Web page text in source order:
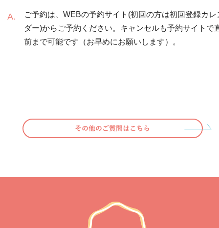
ご予約は、WEBの予約サイト(初回の方は初回登録カレ
ダー)からご予約ください。キャンセルも予約サイトで
前まで可能です（お早めにお願いします）。